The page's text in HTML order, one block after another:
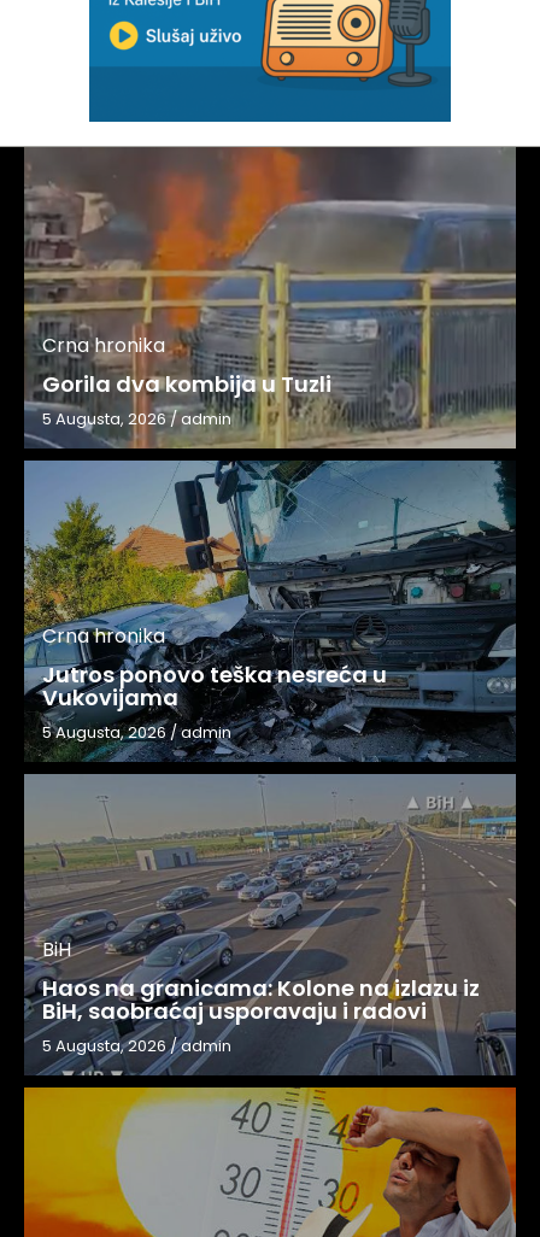
Crna hronika
Gorila dva kombija u Tuzli
5 Augusta, 2026/admin
Crna hronika
Jutros ponovo teška nesreća u
Vukovijama
5 Augusta, 2026/admin
BiH
Haos na granicama: Kolone na izlazu iz
BiH, saobraćaj usporavaju i radovi
5 Augusta, 2026/admin